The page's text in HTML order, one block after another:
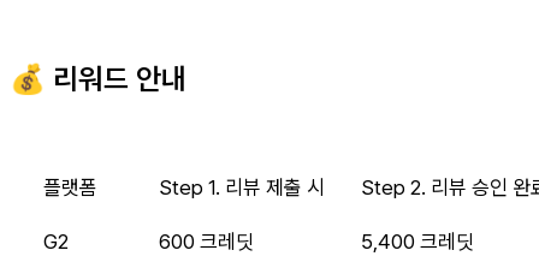
💰 리워드 안내
플랫폼 Step 1. 리뷰 제출 시 Step 2. 리뷰 승인 완
G2 600 크레딧 5,400 크레딧